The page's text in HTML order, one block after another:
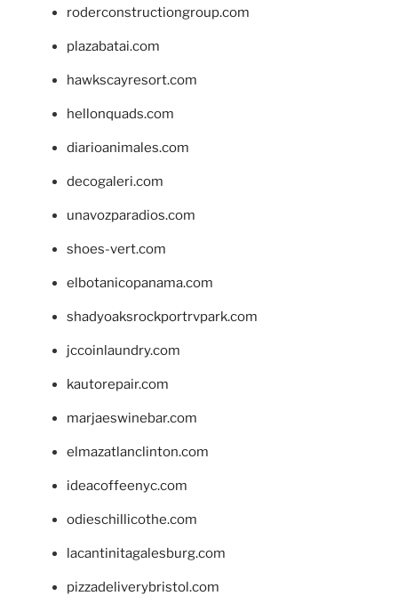
roderconstructiongroup.com
plazabatai.com
hawkscayresort.com
hellonquads.com
diarioanimales.com
decogaleri.com
unavozparadios.com
shoes-vert.com
elbotanicopanama.com
shadyoaksrockportrvpark.com
jccoinlaundry.com
kautorepair.com
marjaeswinebar.com
elmazatlanclinton.com
ideacoffeenyc.com
odieschillicothe.com
lacantinitagalesburg.com
pizzadeliverybristol.com